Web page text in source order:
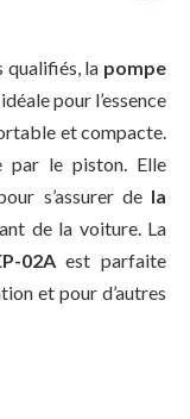
qualifiés, la pompe
pour l’essence
et compacte.
par le piston. Elle
s’assurer de la
de la voiture. La
02Aest parfaite
et pour d’autres